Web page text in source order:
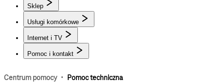
Sklep
Usługi komórkowe
Internet i TV
Pomoc i kontakt
Centrum pomocy · Pomoc techniczna